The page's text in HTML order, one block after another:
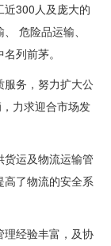
近300人及庞大的
危险品运输、
列前茅。
服务，努力扩大公
力求迎合市场发
运及物流运输管
高了物流的安全系
理经验丰富，及协